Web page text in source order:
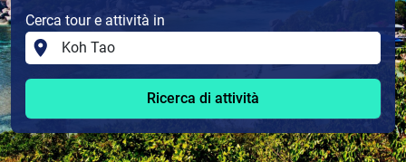
Cerca tour e attività in
Ricerca di attività